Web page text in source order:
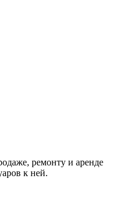
ремонту и аренде
к ней.